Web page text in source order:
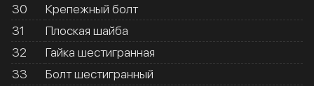
30
Крепежный болт
31
Плоская шайба
32
Гайка шестигранная
33
Болт шестигранный